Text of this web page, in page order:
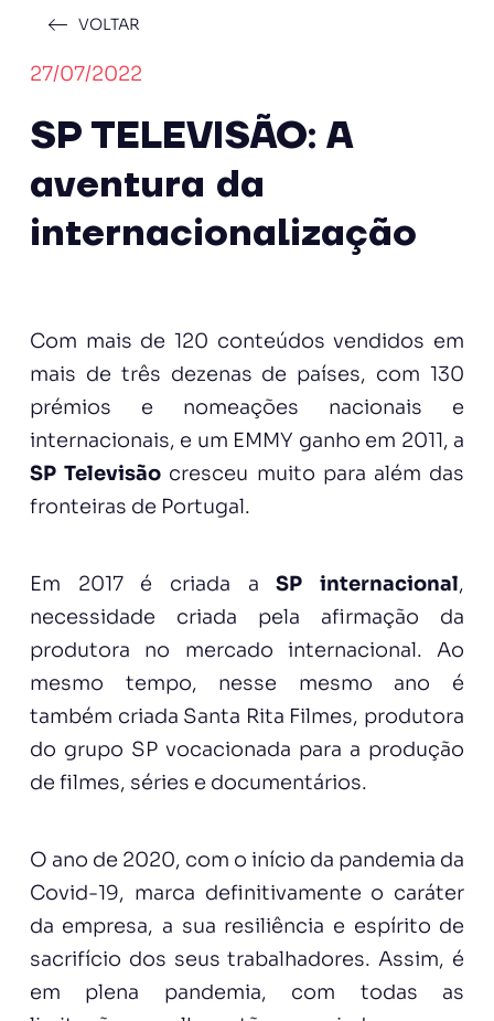
VOLTAR
27/07/2022
SP TELEVISÃO: A
aventura da
internacionalização
Com mais de 120 conteúdos vendidos em
mais de três dezenas de países, com 130
prémios e nomeações nacionais e
internacionais, e um EMMY ganho em 2011, a
SP Televisão cresceu muito para além das
fronteiras de Portugal.
Em 2017 é criada aSP internacional,
necessidade criada pela afirmação da
produtora no mercado internacional. Ao
mesmo tempo, nesse mesmo ano é
também criada Santa Rita Filmes, produtora
do grupo SP vocacionada para a produção
de filmes, séries e documentários.
O ano de 2020, com o início da pandemia da
Covid-19, marca definitivamente o caráter
da empresa, a sua resiliência e espírito de
sacrifício dos seus trabalhadores. Assim, é
em plena pandemia, com todas as